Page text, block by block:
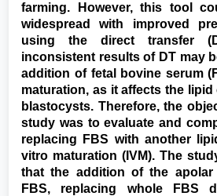
farming. However, this tool
widespread with improved
using the direct transfer
inconsistent results of DT may
addition of fetal bovine serum
maturation, as it affects the
blastocysts. Therefore, the
study was to evaluate and
replacing FBS with another
vitro maturation (IVM). The
that the addition of the
FBS, replacing whole FBS